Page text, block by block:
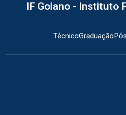
IF Goiano - Instituto
TécnicoGraduação